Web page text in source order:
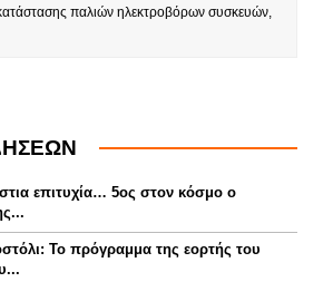
παλιών ηλεκτροβόρων συσκευών,
επιτυχία… 5ος στον κόσμο ο
Το πρόγραμμα της εορτής του